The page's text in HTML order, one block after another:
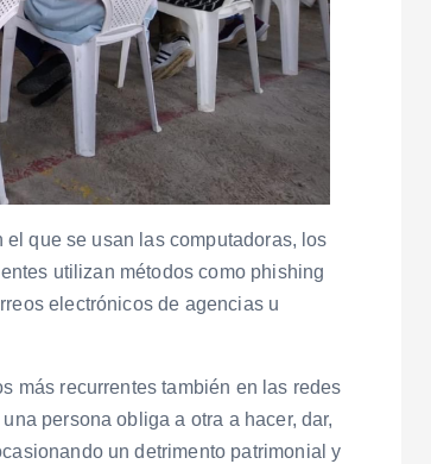
que se usan las computadoras, los
utilizan métodos como phishing
electrónicos de agencias u
más recurrentes también en las redes
persona obliga a otra a hacer, dar,
un detrimento patrimonial y